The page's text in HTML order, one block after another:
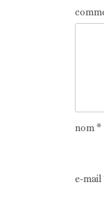
nom*
e-mail